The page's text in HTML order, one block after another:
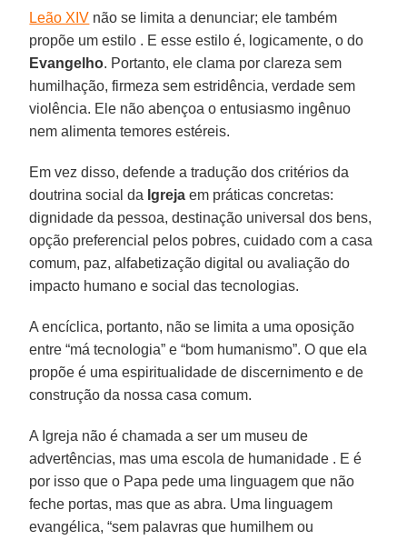
Leão XIV não se limita a denunciar; ele também
propõe um estilo . E esse estilo é, logicamente, o do
Evangelho. Portanto, ele clama por clareza sem
humilhação, firmeza sem estridência, verdade sem
violência. Ele não abençoa o entusiasmo ingênuo
nem alimenta temores estéreis.
Em vez disso, defende a tradução dos critérios da
doutrina social da Igreja em práticas concretas:
dignidade da pessoa, destinação universal dos bens,
opção preferencial pelos pobres, cuidado com a casa
comum, paz, alfabetização digital ou avaliação do
impacto humano e social das tecnologias.
A encíclica, portanto, não se limita a uma oposição
entre “má tecnologia” e “bom humanismo”. O que ela
propõe é uma espiritualidade de discernimento e de
construção da nossa casa comum.
A Igreja não é chamada a ser um museu de
advertências, mas uma escola de humanidade . E é
por isso que o Papa pede uma linguagem que não
feche portas, mas que as abra. Uma linguagem
evangélica, “sem palavras que humilhem ou